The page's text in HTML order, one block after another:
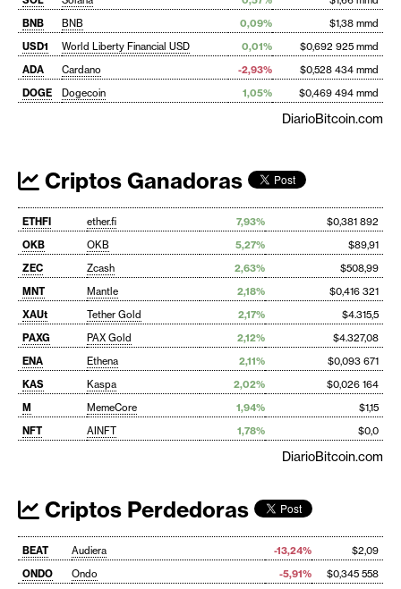
BNB
BNB 0,09%
$1,38 mmd
USD1
World Liberty Financial USD 0,01%
$0,692 925 mmd
ADA
Cardano -2,93%
$0,528 434 mmd
DOGE
Dogecoin 1,05% $0,469 494 mmd
DiarioBitcoin.com
Criptos Ganadoras
ETHFI ether.fi 7,93%
$0,381 892
OKB
OKB 5,27%
$89,91
ZEC
Zcash 2,63%
$508,99
MNT
Mantle 2,18%
$0,416 321
XAUt
Tether Gold 2,17%
$4.315,5
PAXG
PAX Gold 2,12%
$4.327,08
ENA
Ethena 2,11%
$0,093 671
KAS
Kaspa 2,02%
$0,026 164
M
MemeCore 1,94%
$1,15
NFT
AINFT 1,78% $0,0
DiarioBitcoin.com
Criptos Perdedoras
BEAT Audiera -13,24%
$2,09
ONDO
Ondo -5,91%
$0,345 558